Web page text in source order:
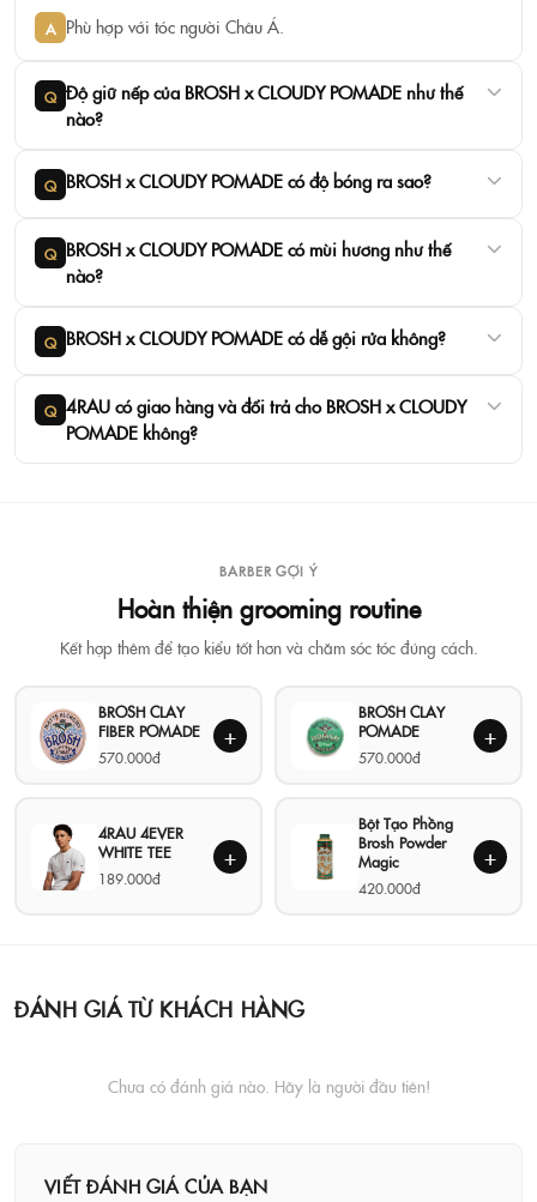
A Phù hợp với tóc người Châu Á.
Q Độ giữ nếp của BROSH x CLOUDY POMADE như thế
nào?
Q BROSH x CLOUDY POMADE có độ bóng ra sao?
Q BROSH x CLOUDY POMADE có mùi hương như thế
nào?
Q BROSH x CLOUDY POMADE có dễ gội rửa không?
Q 4RAU có giao hàng và đổi trả cho BROSH x CLOUDY
POMADE không?
BARBER GỢI Ý
Hoàn thiện grooming routine
Kết hợp thêm để tạo kiểu tốt hơn và chăm sóc tóc đúng cách.
BROSH CLAY
FIBER POMADE
570.000đ
+
BROSH CLAY
POMADE
570.000đ
+
4RAU 4EVER
WHITE TEE
189.000đ
+
Bột Tạo Phồng
Brosh Powder
Magic
420.000đ
+
ĐÁNH GIÁ TỪ KHÁCH HÀNG
Chưa có đánh giá nào. Hãy là người đầu tiên!
VIẾT ĐÁNH GIÁ CỦA BẠN